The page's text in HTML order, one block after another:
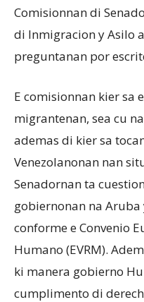
Comisionnan di
di Inmigracion y Asilo
preguntanan por
E comisionnan kier sa
migrantenan, sea cu
ademas di kier sa
Venezolanonan nan
Senadornan ta
gobiernonan na
conforme e Convenio
Humano (EVRM).
ki manera gobierno
cumplimento di